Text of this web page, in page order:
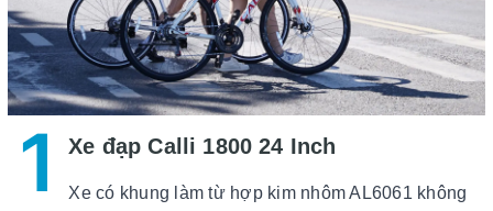
1 Xe đạp Calli 1800 24 Inch
Xe có khung làm từ hợp kim nhôm AL6061 không